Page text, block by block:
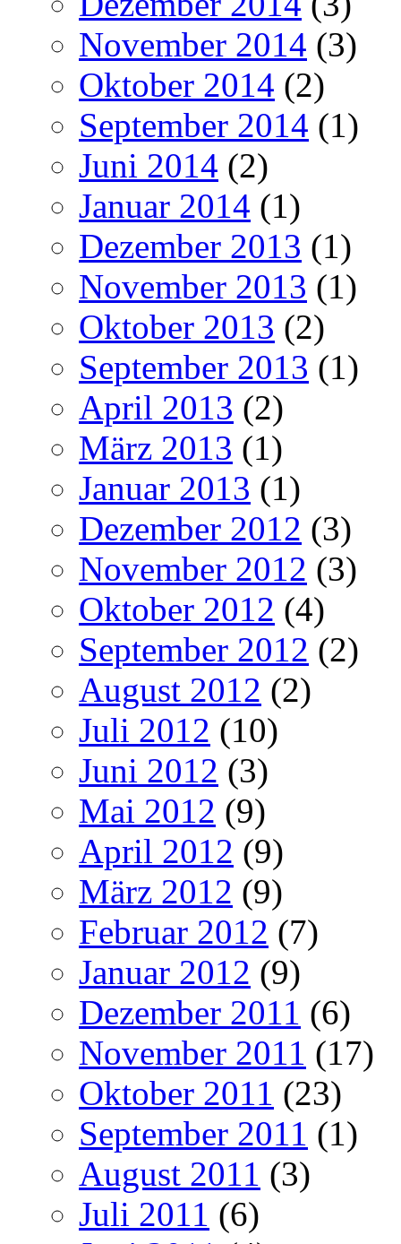
November 2014 (3)
Oktober 2014 (2)
September 2014 (1)
Juni 2014 (2)
Januar 2014 (1)
Dezember 2013 (1)
November 2013 (1)
Oktober 2013 (2)
September 2013 (1)
April 2013 (2)
März 2013 (1)
Januar 2013 (1)
Dezember 2012 (3)
November 2012 (3)
Oktober 2012 (4)
September 2012 (2)
August 2012 (2)
Juli 2012 (10)
Juni 2012 (3)
Mai 2012 (9)
April 2012 (9)
März 2012 (9)
Februar 2012 (7)
Januar 2012 (9)
Dezember 2011 (6)
November 2011 (17)
Oktober 2011 (23)
September 2011 (1)
August 2011 (3)
Juli 2011 (6)